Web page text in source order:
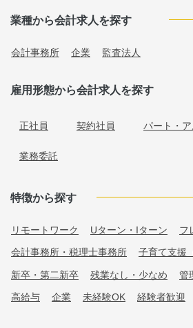
業種から会計求人を探す
会計事務所 企業 監査法人
雇用形態から会計求人を探す
正社員 契約社員 パート・ア
業務委託
特徴から探す
リモートワーク Uターン・Iターン フ
会計事務所・税理士事務所 子育て支援
新卒・第二新卒 残業なし・少なめ 管
高給与 企業 未経験OK 経験者歓迎